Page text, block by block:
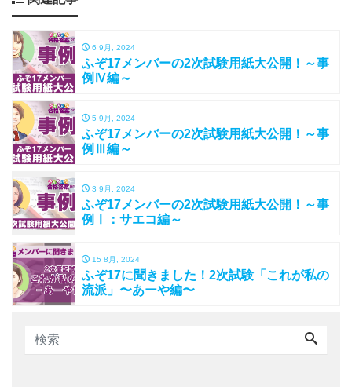
6 9月, 2024
ふぞ17メンバーの2次試験用紙大公開！～事
例Ⅳ編～
5 9月, 2024
ふぞ17メンバーの2次試験用紙大公開！～事
例Ⅲ編～
3 9月, 2024
ふぞ17メンバーの2次試験用紙大公開！～事
例Ⅰ：サエコ編～
15 8月, 2024
ふぞ17に聞きました！2次試験「これが私の
流派」〜あーや編〜